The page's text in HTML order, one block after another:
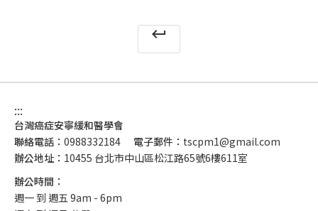
keyboard_return
:::
台灣癌症安寧緩和醫學會
聯絡電話： 0988332184 電子郵件： tscpm1@gmail.com
辦公地址： 10455 台北市中山區松江路65號6樓611室
辦公時間：
週一 到 週五 9am - 6pm